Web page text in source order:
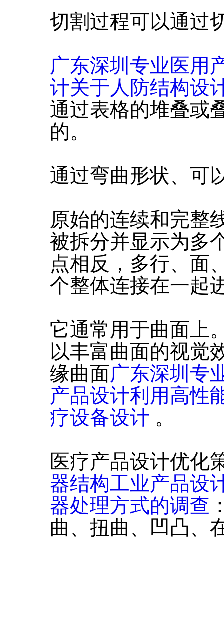
切割过程可以通过
广东深圳专业医用
计关于人防结构设
通过表格的堆叠或
的。
通过弯曲形状、可
原始的连续和完整
被拆分并显示为多
点相反，多行、面
个整体连接在一起
它通常用于曲面上
以丰富曲面的视觉
缘曲面广东深圳专
产品设计利用高性
疗设备设计 。
医疗产品设计优化
器结构工业产品设
器处理方式的调查
曲、扭曲、凹凸、